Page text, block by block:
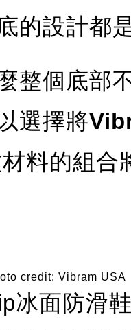
的設計都
整個底部
選擇將
材料的組
credit: Vibram USA
冰面防滑